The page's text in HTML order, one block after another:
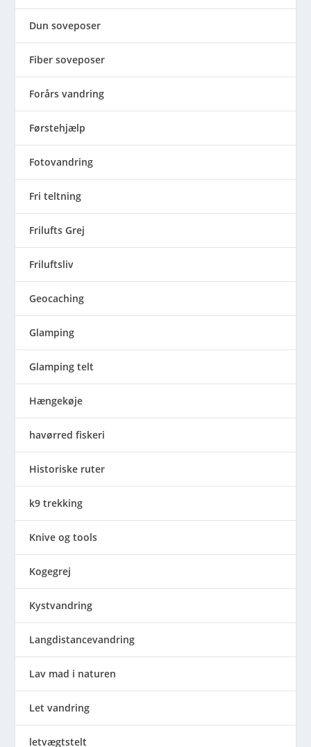
Dun soveposer
Fiber soveposer
Forårs vandring
Førstehjælp
Fotovandring
Fri teltning
Frilufts Grej
Friluftsliv
Geocaching
Glamping
Glamping telt
Hængekøje
havørred fiskeri
Historiske ruter
k9 trekking
Knive og tools
Kogegrej
Kystvandring
Langdistancevandring
Lav mad i naturen
Let vandring
letvægtstelt